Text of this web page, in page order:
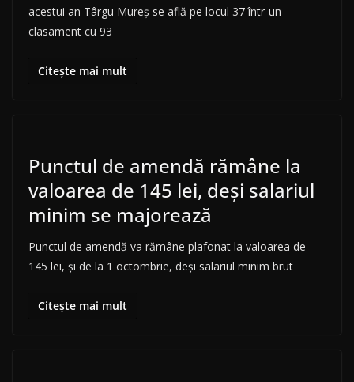
acestui an Târgu Mureș se află pe locul 37 într-un
clasament cu 93
Citește mai mult
Punctul de amendă rămâne la
valoarea de 145 lei, deși salariul
minim se majorează
Punctul de amendă va rămâne plafonat la valoarea de
145 lei, și de la 1 octombrie, deși salariul minim brut
Citește mai mult